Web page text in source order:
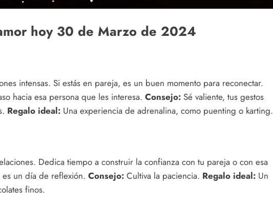
hoy 30 de Marzo de 2024
intensas. Si estás en pareja, es un buen momento para reconectar.
hacia esa persona que les interesa. Consejo: Sé valiente, tus gestos
Regalo ideal: Una experiencia de adrenalina, como puenting o karting.
Dedica tiempo a construir la confianza con tu pareja o con esa
es un día de reflexión. Consejo: Cultiva la paciencia. Regalo ideal: Un
finos.